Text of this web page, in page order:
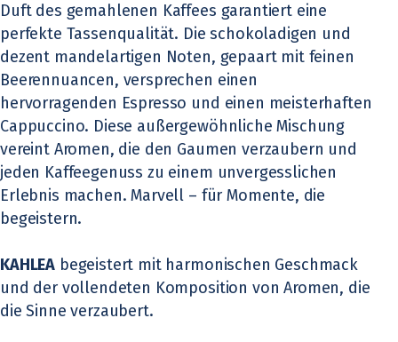
Duft des gemahlenen Kaffees garantiert eine
perfekte Tassenqualität. Die schokoladigen und
dezent mandelartigen Noten, gepaart mit feinen
Beerennuancen, versprechen einen
hervorragenden Espresso und einen meisterhaften
Cappuccino. Diese außergewöhnliche Mischung
vereint Aromen, die den Gaumen verzaubern und
jeden Kaffeegenuss zu einem unvergesslichen
Erlebnis machen. Marvell – für Momente, die
begeistern.
KAHLEA begeistert mit harmonischen Geschmack
und der vollendeten Komposition von Aromen, die
die Sinne verzaubert.